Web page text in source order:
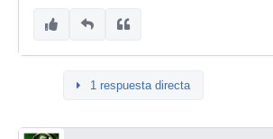
1 respuesta directa